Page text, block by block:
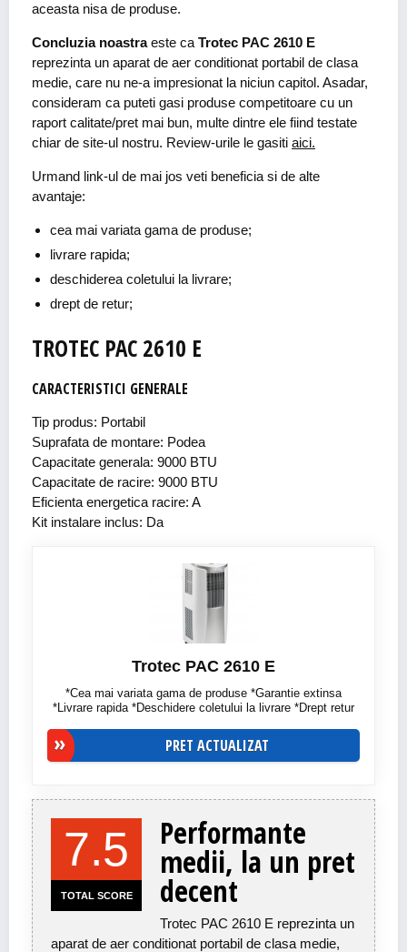
aceasta nisa de produse.
Concluzia noastraeste ca Trotec PAC 2610 E
reprezinta un aparat de aer conditionat portabil de clasa
medie, care nu ne-a impresionat la niciun capitol. Asadar,
consideram ca puteti gasi produse competitoare cu un
raport calitate/pret mai bun, multe dintre ele fiind testate
chiar de site-ul nostru. Review-urile le gasiti aici.
Urmand link-ul de mai jos veti beneficia si de alte
avantaje:
cea mai variata gama de produse;
livrare rapida;
deschiderea coletului la livrare;
drept de retur;
TROTEC PAC 2610 E
CARACTERISTICI GENERALE
Tip produs: Portabil
Suprafata de montare: Podea
Capacitate generala: 9000 BTU
Capacitate de racire: 9000 BTU
Eficienta energetica racire: A
Kit instalare inclus: Da
Trotec PAC 2610 E
*Cea mai variata gama de produse *Garantie extinsa
*Livrare rapida *Deschidere coletului la livrare *Drept retur
PRET ACTUALIZAT
7.5
TOTAL SCORE
Performante
medii, la un pret
decent
Trotec PAC 2610 E reprezinta un
aparat de aer conditionat portabil de clasa medie,